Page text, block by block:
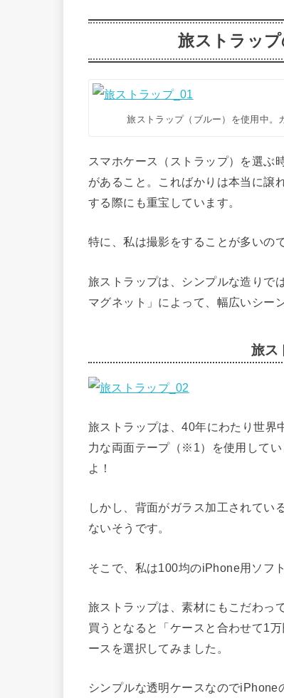
旅ストラップ
旅ストラップ（ブルー）を使用中。
スマホケース（ストラップ）を選ぶ
があること。こればかりは本当に譲
する際にも重宝しています。
特に、私は撮影をすることが多いの
旅ストラップは、シンプルな造りで
マグネット」によって、幅広いシー
旅ス
旅ストラップは、40年にわたり世界
力な両面テープ（※1）を使用して
よ！
しかし、背面がガラス加工されてい
ないそうです。
そこで、私は100均のiPhone用ソフ
旅ストラップは、素材にもこだわっ
買うとなると「ケースと合わせて1
ースを選択してみました。
シンプルな透明ケースなので